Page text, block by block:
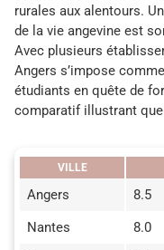
rurales aux alentours.
de la vie angevine est
Avec plusieurs
Angers s’impose
étudiants en quête de
comparatif illustrant
VILLE
Angers
8.5
Nantes
8.0